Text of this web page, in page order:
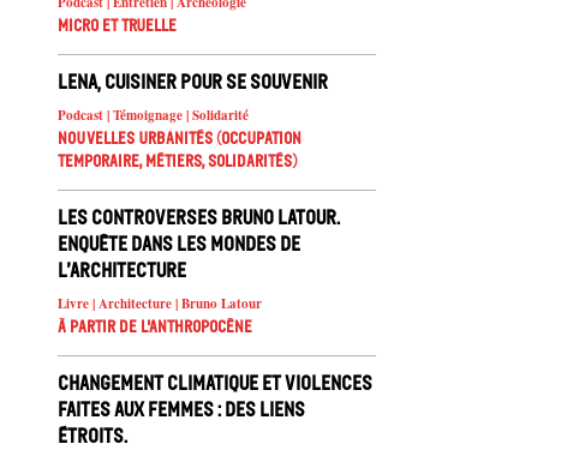
Micro et truelle
Lena, cuisiner pour se souvenir
Podcast | Témoignage | Solidarité
Nouvelles urbanités (occupation
temporaire, métiers, solidarités)
Les controverses Bruno Latour.
Enquête dans les mondes de
l’architecture
Livre | Architecture | Bruno Latour
À partir de l'anthropocène
Changement climatique et violences
faites aux femmes : des liens
étroits.